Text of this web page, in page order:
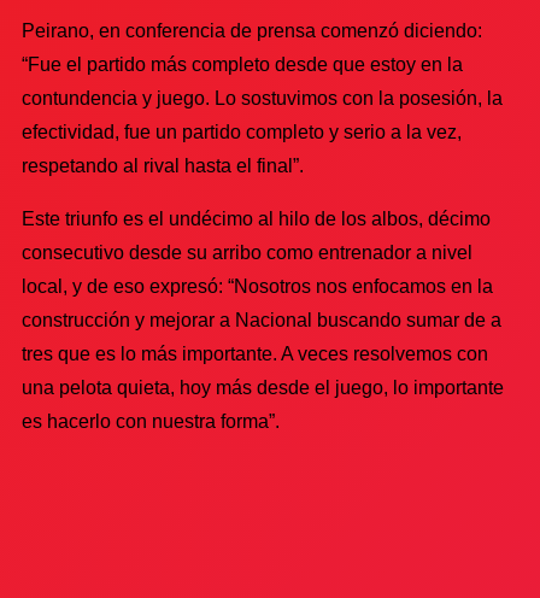
Peirano, en conferencia de prensa comenzó diciendo:
“Fue el partido más completo desde que estoy en la
contundencia y juego. Lo sostuvimos con la posesión, la
efectividad, fue un partido completo y serio a la vez,
respetando al rival hasta el final”.
Este triunfo es el undécimo al hilo de los albos, décimo
consecutivo desde su arribo como entrenador a nivel
local, y de eso expresó: “Nosotros nos enfocamos en la
construcción y mejorar a Nacional buscando sumar de a
tres que es lo más importante. A veces resolvemos con
una pelota quieta, hoy más desde el juego, lo importante
es hacerlo con nuestra forma”.